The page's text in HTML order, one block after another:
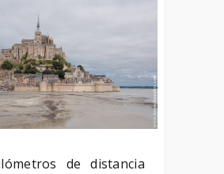
de distancia